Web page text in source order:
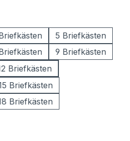
5 Briefkästen
9 Briefkästen
Briefkästen
Briefkästen
Briefkästen